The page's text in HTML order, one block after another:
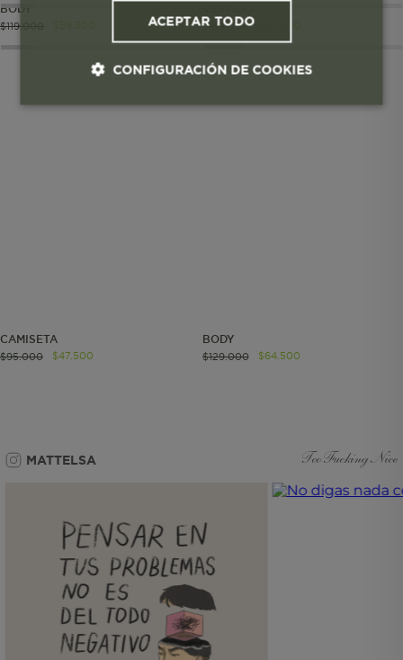
BODY
$119. $169.000
CAMISETA
$95.000 $47 500
BODY
$129.000 $64. 500
MATTELSA Too Fucking Nice
ACEPTAR TODO
CONFIGURACIÓN DE COOKIES
Cookies de segmentación (las de
Cookies funcionales
Estas son las que hacen que el sitio
funcione bien. Permiten cosas básicas
como navegar, entrar a zonas seguras
o recordar lo que elegiste durante la
sesión. Solo se activan cuando al
seleccionar tus preferencias de